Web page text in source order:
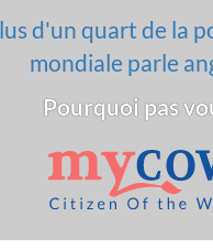
d'un quart de la
mondiale parle
Pourquoi pas